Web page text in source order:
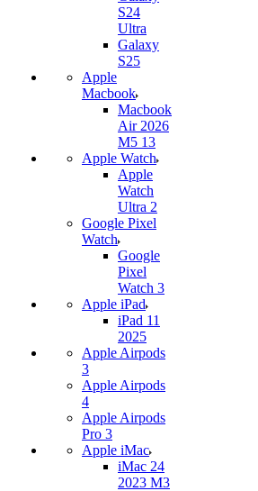
S24
Ultra
Galaxy
S25
Apple
Macbook
Macbook
Air 2026
M5 13
Apple Watch
Apple
Watch
Ultra 2
Google Pixel
Watch
Google
Pixel
Watch 3
Apple iPad
iPad 11
2025
Apple Airpods
3
Apple Airpods
4
Apple Airpods
Pro 3
Apple iMac
iMac 24
2023 M3